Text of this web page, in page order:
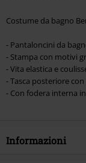
Costume da bagno
- Pantaloncini da
- Stampa con motivi
- Vita elastica e
- Tasca posteriore
- Con fodera interna
Informazioni